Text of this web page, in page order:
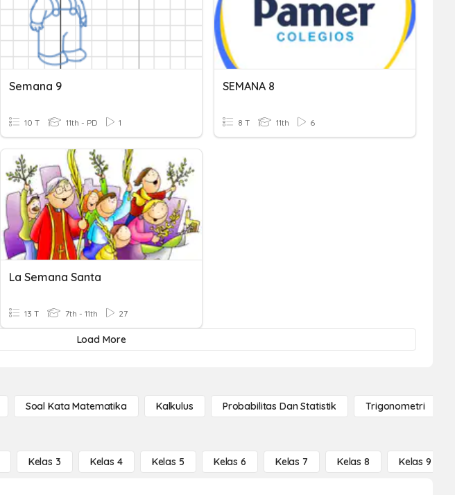
Semana 9
10 T 11th - PD 1
SEMANA 8
8 T 11th 6
La Semana Santa
13 T 7th - 11th 27
Load More
Soal Kata Matematika Kalkulus Probabilitas Dan Statistik Trigonometri
Kelas 3 Kelas 4 Kelas 5 Kelas 6 Kelas 7 Kelas 8 Kelas 9